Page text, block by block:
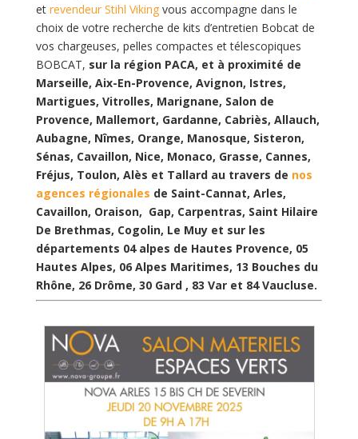
et revendeur Stihl Vikingvous accompagne dans le
choix de votre recherche de kits d’entretien Bobcat de
vos chargeuses, pelles compactes et télescopiques
BOBCAT, sur la région PACA, et à proximité de
Marseille, Aix-En-Provence, Avignon, Istres,
Martigues, Vitrolles, Marignane, Salon de
Provence, Mallemort, Gardanne, Cabriès, Allauch,
Aubagne, Nîmes, Orange, Manosque, Sisteron,
Sénas, Cavaillon, Nice, Monaco, Grasse, Cannes,
Fréjus, Toulon, Alès et Tallard au travers de nos
agences régionales de Saint-Cannat, Arles,
Cavaillon, Oraison, Gap, Carpentras, Saint Hilaire
De Brethmas, Cogolin, Le Muy et sur les
départements 04 alpes de Hautes Provence, 05
Hautes Alpes, 06 Alpes Maritimes, 13 Bouches du
Rhône, 26 Drôme, 30 Gard , 83 Var et 84 Vaucluse.